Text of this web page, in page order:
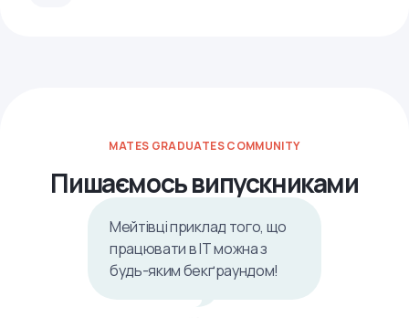
MATES GRADUATES COMMUNITY
Пишаємось випускниками
Мейтівці приклад того, що
працювати в ІТ можна з
будь-яким бекґраундом!